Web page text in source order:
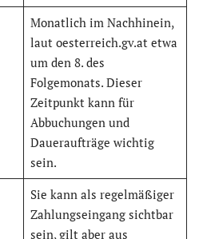
Monatlich im Nachhinein,
laut oesterreich.gv.at etwa
um den 8. des
Folgemonats. Dieser
Zeitpunkt kann für
Abbuchungen und
Daueraufträge wichtig
sein.
Sie kann als regelmäßiger
Zahlungseingang sichtbar
sein, gilt aber aus